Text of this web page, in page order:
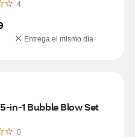
4
Entrega el mismo día
in-1 Bubble Blow Set
0